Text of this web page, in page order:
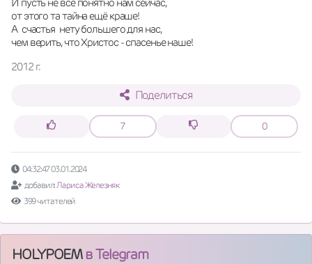
от этого та тайна ещё краше!
А  счастья  нету большего для нас,
чем верить, что Христос - спасенье наше!
2012 г.
Поделиться
7 0
04:32:47 03.01.2024
добавил:Лариса Железняк
399 читателей
HOLYPOEMв Telegram